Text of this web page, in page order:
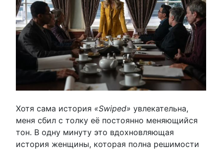
Хотя сама история «Swiped» увлекательна,
меня сбил с толку её постоянно меняющийся
тон. В одну минуту это вдохновляющая
история женщины, которая полна решимости